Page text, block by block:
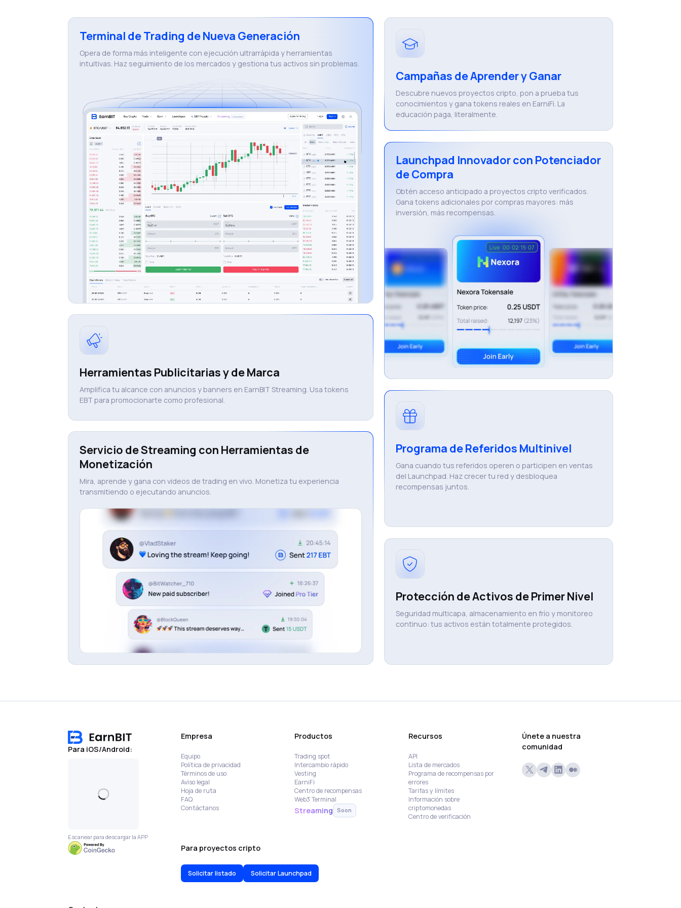
Terminal de Trading de Nueva Generación
Opera de forma más inteligente con ejecución ultrarrápida y herramientas
intuitivas. Haz seguimiento de los mercados y gestiona tus activos sin problemas.
Campañas de Aprender y Ganar
Descubre nuevos proyectos cripto, pon a prueba tus
conocimientos y gana tokens reales en EarniFi. La
educación paga, literalmente.
Servicio de Streaming con Herramientas de
Monetización
Mira, aprende y gana con videos de trading en vivo. Monetiza tu experiencia
transmitiendo o ejecutando anuncios.
Herramientas Publicitarias y de Marca
Amplifica tu alcance con anuncios y banners en EarnBIT Streaming. Usa tokens
EBT para promocionarte como profesional.
Launchpad Innovador con Potenciador
de Compra
Obtén acceso anticipado a proyectos cripto verificados.
Gana tokens adicionales por compras mayores: más
inversión, más recompensas.
Programa de Referidos Multinivel
Gana cuando tus referidos operen o participen en ventas
del Launchpad. Haz crecer tu red y desbloquea
recompensas juntos.
Protección de Activos de Primer Nivel
Seguridad multicapa, almacenamiento en frío y monitoreo
continuo: tus activos están totalmente protegidos.
Para iOS/Android:
Escanear para descargar la APP
Empresa
Equipo
Política de privacidad
Términos de uso
Aviso legal
Hoja de ruta
FAQ
Contáctanos
Productos
Trading spot
Intercambio rápido
Vesting
EarniFi
Centro de recompensas
Web3 Terminal
Streaming Soon
Recursos
API
Lista de mercados
Programa de recompensas por
errores
Tarifas y límites
Información sobre
criptomonedas
Centro de verificación
Únete a nuestra
comunidad
Para proyectos cripto
Solicitar listado Solicitar Launchpad